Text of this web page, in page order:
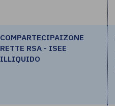
COMPARTECIPAIZONE
RETTE RSA - ISEE
ILLIQUIDO